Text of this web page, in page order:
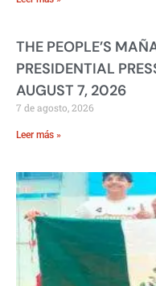
THE PEOPLE’S
PRESIDENTIAL
AUGUST 7, 2026
7 de agosto, 2026
Leer más »